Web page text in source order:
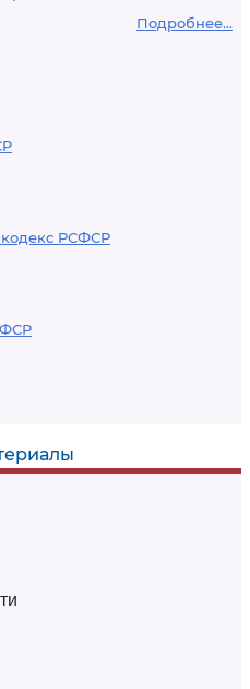
Подробнее...
кодекс РСФСР